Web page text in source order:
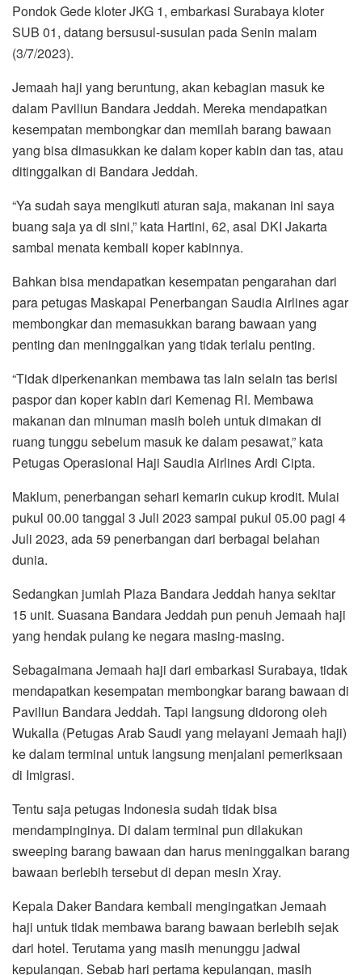
Pondok Gede kloter JKG 1, embarkasi Surabaya kloter
SUB 01, datang bersusul-susulan pada Senin malam
(3/7/2023).
Jemaah haji yang beruntung, akan kebagian masuk ke
dalam Paviliun Bandara Jeddah. Mereka mendapatkan
kesempatan membongkar dan memilah barang bawaan
yang bisa dimasukkan ke dalam koper kabin dan tas, atau
ditinggalkan di Bandara Jeddah.
“Ya sudah saya mengikuti aturan saja, makanan ini saya
buang saja ya di sini,” kata Hartini, 62, asal DKI Jakarta
sambal menata kembali koper kabinnya.
Bahkan bisa mendapatkan kesempatan pengarahan dari
para petugas Maskapai Penerbangan Saudia Airlines agar
membongkar dan memasukkan barang bawaan yang
penting dan meninggalkan yang tidak terlalu penting.
“Tidak diperkenankan membawa tas lain selain tas berisi
paspor dan koper kabin dari Kemenag RI. Membawa
makanan dan minuman masih boleh untuk dimakan di
ruang tunggu sebelum masuk ke dalam pesawat,” kata
Petugas Operasional Haji Saudia Airlines Ardi Cipta.
Maklum, penerbangan sehari kemarin cukup krodit. Mulai
pukul 00.00 tanggal 3 Juli 2023 sampai pukul 05.00 pagi 4
Juli 2023, ada 59 penerbangan dari berbagai belahan
dunia.
Sedangkan jumlah Plaza Bandara Jeddah hanya sekitar
15 unit. Suasana Bandara Jeddah pun penuh Jemaah haji
yang hendak pulang ke negara masing-masing.
Sebagaimana Jemaah haji dari embarkasi Surabaya, tidak
mendapatkan kesempatan membongkar barang bawaan di
Paviliun Bandara Jeddah. Tapi langsung didorong oleh
Wukalla (Petugas Arab Saudi yang melayani Jemaah haji)
ke dalam terminal untuk langsung menjalani pemeriksaan
di Imigrasi.
Tentu saja petugas Indonesia sudah tidak bisa
mendampinginya. Di dalam terminal pun dilakukan
sweeping barang bawaan dan harus meninggalkan barang
bawaan berlebih tersebut di depan mesin Xray.
Kepala Daker Bandara kembali mengingatkan Jemaah
haji untuk tidak membawa barang bawaan berlebih sejak
dari hotel. Terutama yang masih menunggu jadwal
kepulangan. Sebab hari pertama kepulangan, masih